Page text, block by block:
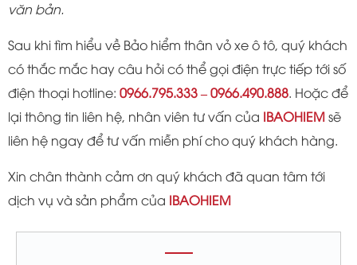
văn bản.
Sau khi tìm hiểu về Bảo hiểm thân vỏ xe ô tô, quý khách
có thắc mắc hay câu hỏi có thể gọi điện trực tiếp tới số
điện thoại hotline: 0966.795.333 – 0966.490.888. Hoặc để
lại thông tin liên hệ, nhân viên tư vấn của IBAOHIEMsẽ
liên hệ ngay để tư vấn miễn phí cho quý khách hàng.
Xin chân thành cảm ơn quý khách đã quan tâm tới
dịch vụ và sản phẩm của IBAOHIEM